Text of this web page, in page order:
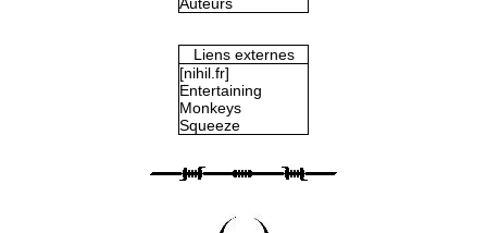
Liens externes
[nihil.fr]
Entertaining
Monkeys
Squeeze